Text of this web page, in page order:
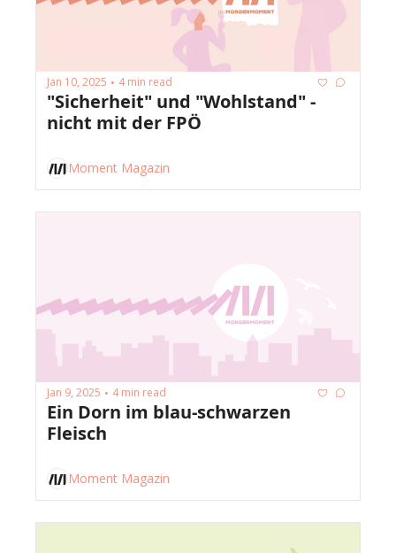
Jan 10, 2025 • 4 min read
"Sicherheit" und "Wohlstand" -
nicht mit der FPÖ
Moment Magazin
Jan 9, 2025 • 4 min read
Ein Dorn im blau-schwarzen
Fleisch
Moment Magazin